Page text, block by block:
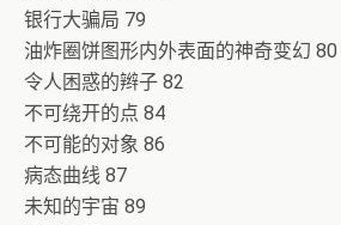
银行大骗局 79
油炸圈饼图形内外表面的神奇变幻 80
令人困惑的辫子 82
不可绕开的点 84
不可能的对象 86
病态曲线 87
未知的宇宙 89